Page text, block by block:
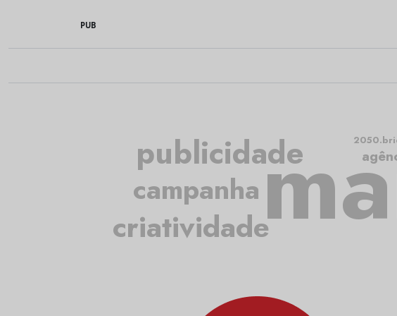
PUB
publicidade
criatividade
campanha